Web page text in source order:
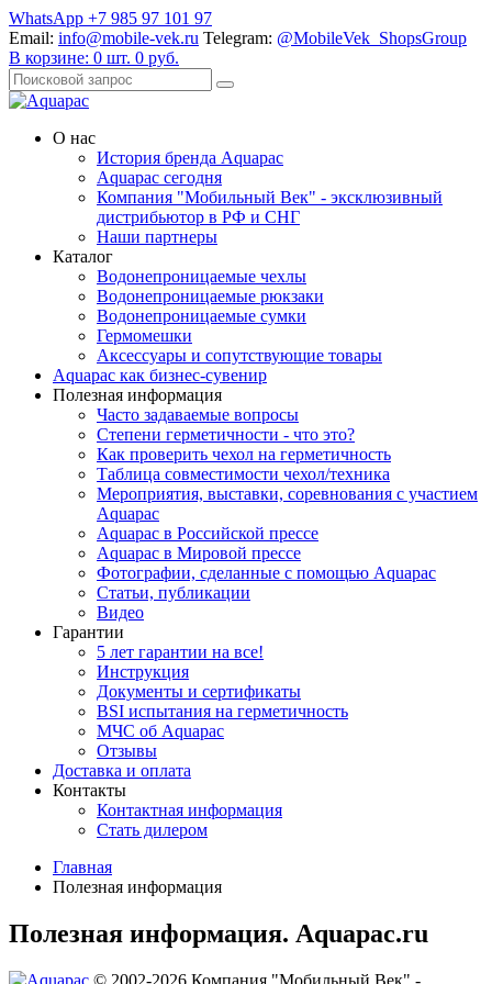
WhatsApp +7 985 97 101 97
Email: info@mobile-vek.ru Telegram: @MobileVek_ShopsGroup
В корзине: 0 шт. 0 руб.
О нас
История бренда Aquapac
Aquapac cегодня
Компания "Мобильный Век" - эксклюзивный
дистрибьютор в РФ и СНГ
Наши партнеры
Каталог
Водонепроницаемые чехлы
Водонепроницаемые рюкзаки
Водонепроницаемые сумки
Гермомешки
Аксессуары и сопутствующие товары
Aquapac как бизнес-сувенир
Полезная информация
Часто задаваемые вопросы
Степени герметичности - что это?
Как проверить чехол на герметичность
Таблица совместимости чехол/техника
Мероприятия, выставки, соревнования с участием
Aquapac
Aquapac в Российской прессе
Aquapac в Мировой прессе
Фотографии, сделанные с помощью Aquapac
Статьи, публикации
Видео
Гарантии
5 лет гарантии на все!
Инструкция
Документы и сертификаты
BSI испытания на герметичность
МЧС об Aquapac
Отзывы
Доставка и оплата
Контакты
Контактная информация
Стать дилером
Главная
Полезная информация
Полезная информация. Aquapac.ru
© 2002-2026 Компания "Мобильный Век" -